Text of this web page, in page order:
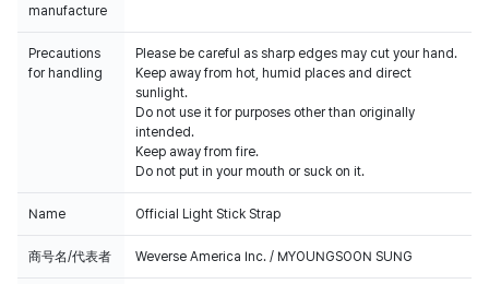
manufacture
Precautions
for handling
Please be careful as sharp edges may cut your hand.
Keep away from hot, humid places and direct
sunlight.
Do not use it for purposes other than originally
intended.
Keep away from fire.
Do not put in your mouth or suck on it.
Name Official Light Stick Strap
商号名/代表者 Weverse America Inc. / MYOUNGSOON SUNG